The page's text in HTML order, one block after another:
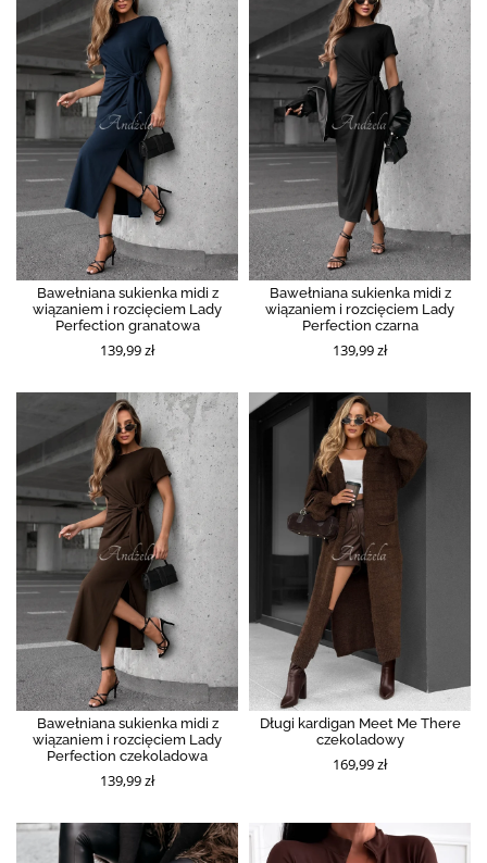
Bawełniana sukienka midi z
wiązaniem i rozcięciem Lady
Perfection granatowa
139,99 zł
Bawełniana sukienka midi z
wiązaniem i rozcięciem Lady
Perfection czarna
139,99 zł
Bawełniana sukienka midi z
wiązaniem i rozcięciem Lady
Perfection czekoladowa
139,99 zł
Długi kardigan Meet Me There
czekoladowy
169,99 zł